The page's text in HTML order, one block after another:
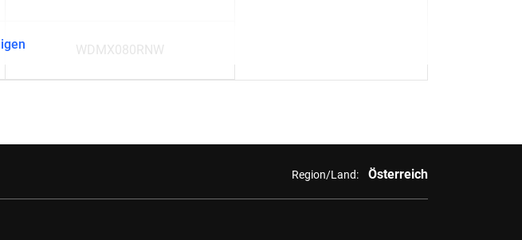
WDMX080RNW
Region/Land: Österreich